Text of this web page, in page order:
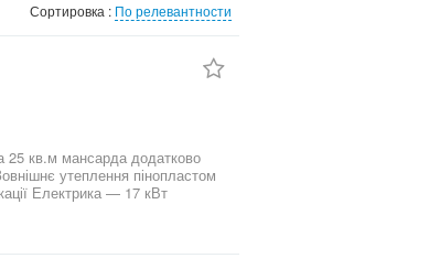
Сортировка : По релевантности